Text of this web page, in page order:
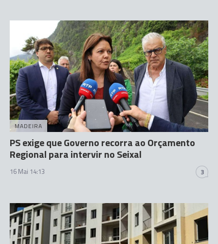
MADEIRA
PS exige que Governo recorra ao Orçamento
Regional para intervir no Seixal
16 Mai 14:13 3